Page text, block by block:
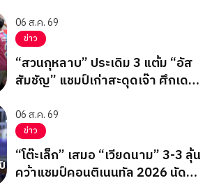
06 ส.ค. 69
ข่าว
“สวนกุหลาบ” ประเดิม 3 แต้ม “อัส
สัมชัญ” แชมป์เก่าสะดุดเจ๊า ศึกเดลิ
06 ส.ค. 69
ข่าว
“โต๊ะเล็ก” เสมอ “เวียดนาม” 3-3 ลุ้น
คว้าแชมป์คอนติเนนทัล 2026 นัด